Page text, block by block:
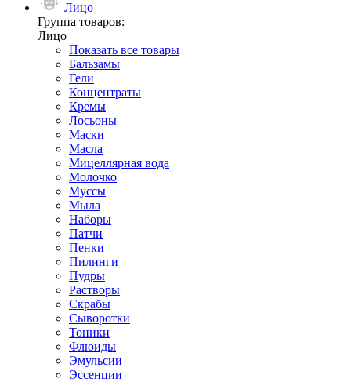
Лицо
Группа товаров:
Лицо
Показать все товары
Бальзамы
Гели
Концентраты
Кремы
Лосьоны
Маски
Масла
Мицеллярная вода
Молочко
Муссы
Мыла
Наборы
Патчи
Пенки
Пилинги
Пудры
Растворы
Скрабы
Сыворотки
Тоники
Флюиды
Эмульсии
Эссенции